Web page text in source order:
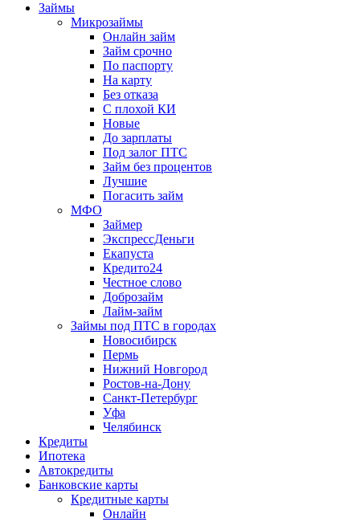
Займы
Микрозаймы
Онлайн займ
Займ срочно
По паспорту
На карту
Без отказа
С плохой КИ
Новые
До зарплаты
Под залог ПТС
Займ без процентов
Лучшие
Погасить займ
МФО
Займер
ЭкспрессДеньги
Екапуста
Кредито24
Честное слово
Доброзайм
Лайм-займ
Займы под ПТС в городах
Новосибирск
Пермь
Нижний Новгород
Ростов-на-Дону
Санкт-Петербург
Уфа
Челябинск
Кредиты
Ипотека
Автокредиты
Банковские карты
Кредитные карты
Онлайн